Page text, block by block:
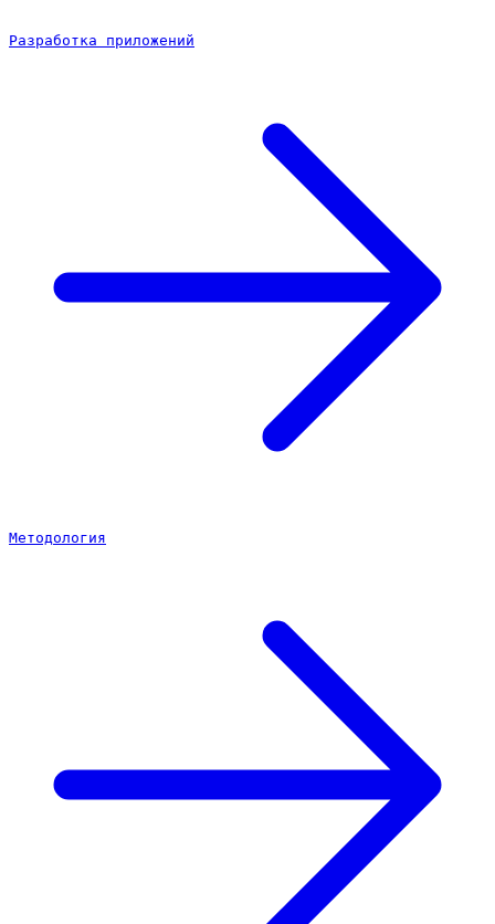
Разработка приложений
Методология